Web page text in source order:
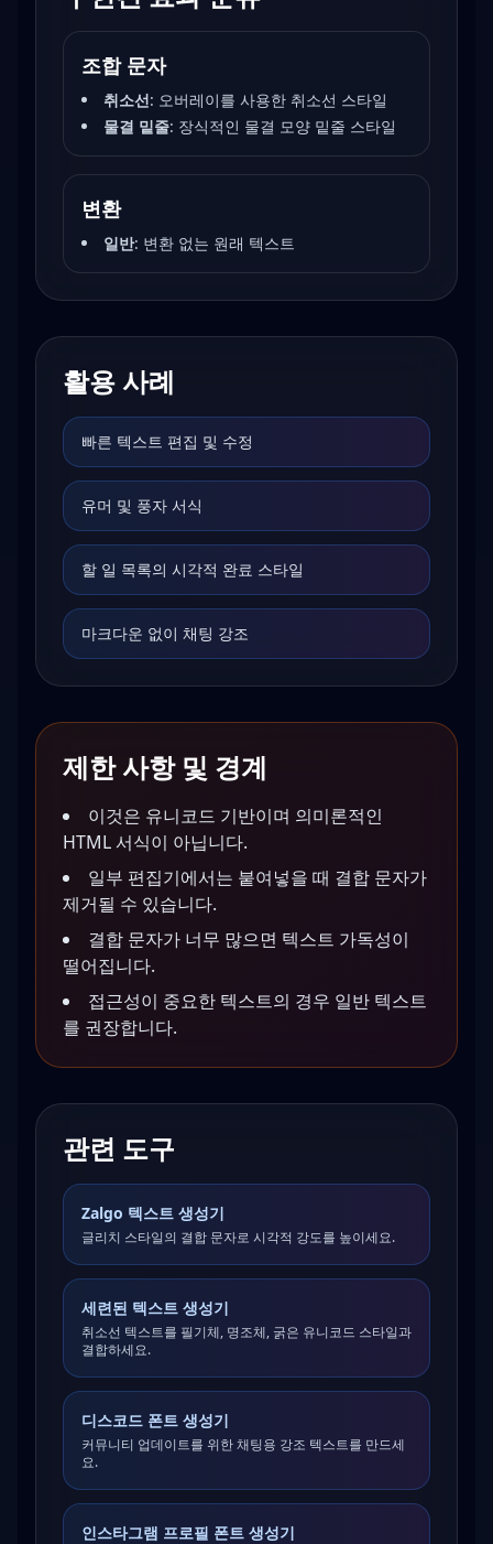
조합 문자
취소선: 오버레이를 사용한 취소선 스타일
물결 밑줄: 장식적인 물결 모양 밑줄 스타일
변환
일반: 변환 없는 원래 텍스트
활용 사례
빠른 텍스트 편집 및 수정
유머 및 풍자 서식
할 일 목록의 시각적 완료 스타일
마크다운 없이 채팅 강조
제한 사항 및 경계
이것은 유니코드 기반이며 의미론적인
HTML 서식이 아닙니다.
일부 편집기에서는 붙여넣을 때 결합 문자가
제거될 수 있습니다.
결합 문자가 너무 많으면 텍스트 가독성이
떨어집니다.
접근성이 중요한 텍스트의 경우 일반 텍스트
를 권장합니다.
관련 도구
Zalgo 텍스트 생성기
글리치 스타일의 결합 문자로 시각적 강도를 높이세요.
세련된 텍스트 생성기
취소선 텍스트를 필기체, 명조체, 굵은 유니코드 스타일과
결합하세요.
디스코드 폰트 생성기
커뮤니티 업데이트를 위한 채팅용 강조 텍스트를 만드세
요.
인스타그램 프로필 폰트 생성기